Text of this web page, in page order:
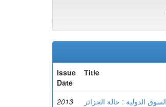
Issue
Date
Title
2013 الدولية : حالة الجزائر